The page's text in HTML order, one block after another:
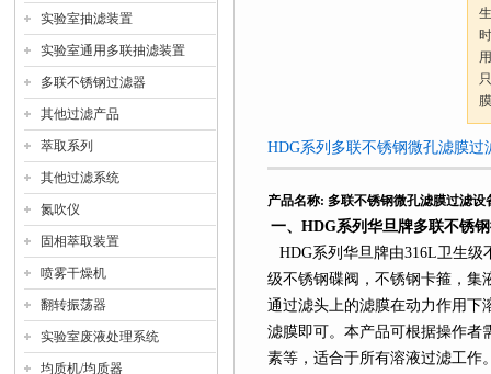
实验室抽滤装置
实验室通用多联抽滤装置
多联不锈钢过滤器
其他过滤产品
萃取系列
其他过滤系统
氮吹仪
固相萃取装置
喷雾干燥机
翻转振荡器
实验室废液处理系统
均质机/均质器
HDG系列多联不锈钢微孔滤膜过
产品名称: 多联不锈钢微孔滤膜过滤设
一、 HDG系列 华旦牌多联不锈
HDG系列 华旦牌由316L卫生级
级不锈钢碟阀，不锈钢卡箍，集
通过滤头上的滤膜在动力作用下
滤膜即可。本产品可根据操作者
素等，适合于所有溶液过滤工作